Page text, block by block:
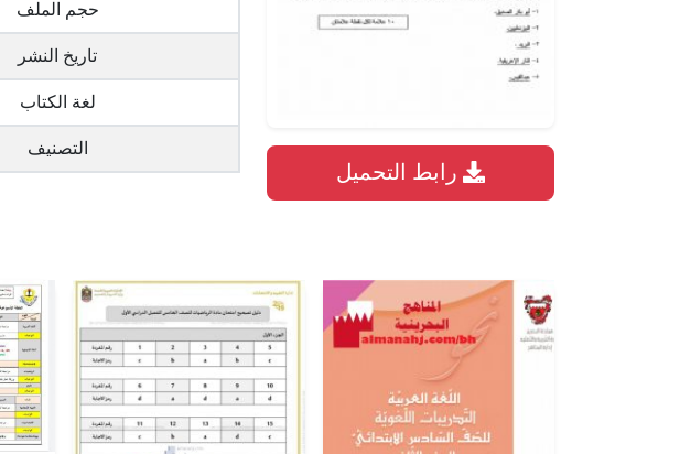
حجم الملف
تاريخ النشر
لغة الكتاب
التصنيف